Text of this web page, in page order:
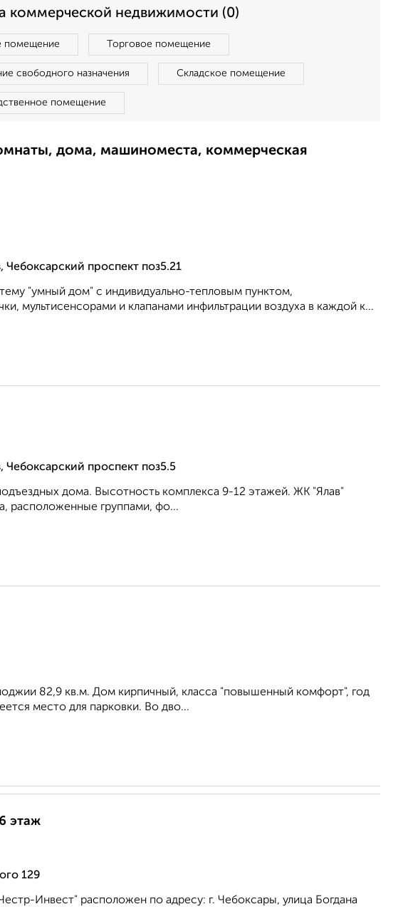
коммерческой недвижимости (0)
помещение Торговое помещение
свободного назначения Складское помещение
помещение
дома, машиноместа, коммерческая
проспект поз5.21
"умный дом" с индивидуально-тепловым пунктом,
мультисенсорами и клапанами инфильтрации воздуха в каждой к...
проспект поз5.5
дома. Высотность комплекса 9-12 этажей. ЖК "Ялав"
расположенные группами, фо...
82,9 кв.м. Дом кирпичный, класса "повышенный комфорт", год
место для парковки. Во дво...
этаж
129
Инвест" расположен по адресу: г. Чебоксары, улица Богдана